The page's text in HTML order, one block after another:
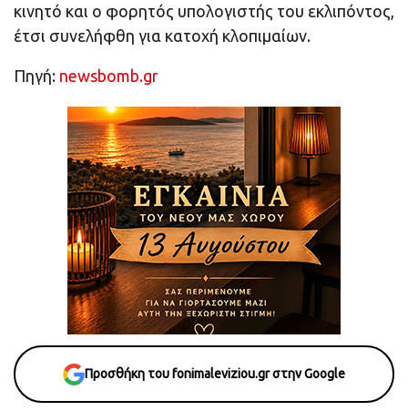
κινητό και ο φορητός υπολογιστής του εκλιπόντος,
έτσι συνελήφθη για κατοχή κλοπιμαίων.
Πηγή: newsbomb.gr
Προσθήκη του fonimaleviziou.gr στην Google